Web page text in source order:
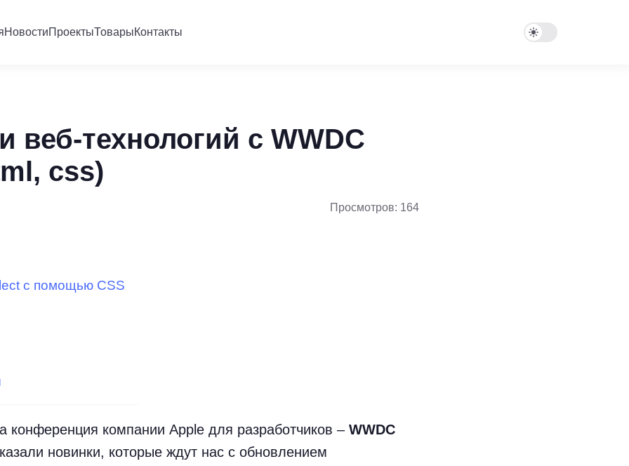
НовостиПроектыТоварыКонтакты
веб-технологий с WWDC
css)
Просмотров: 164
с помощью CSS
конференция компании Apple для разработчиков – WWDC
новинки, которые ждут нас с обновлением